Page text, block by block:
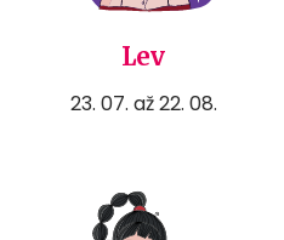
Lev
23. 07. až 22. 08.